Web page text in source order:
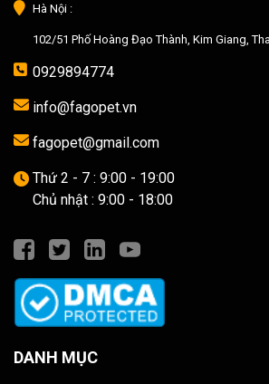
Hà Nội :
102/51 Phố Hoàng Đạo Thành, Kim Giang,
0929894774
info@fagopet.vn
fagopet@gmail.com
Thứ 2 - 7 : 9:00 - 19:00
Chủ nhật : 9:00 - 18:00
DANH MỤC